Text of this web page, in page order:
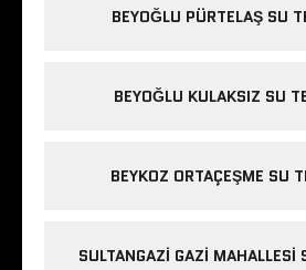
BEYOĞLU PÜRTELAŞ SU
BEYOĞLU KULAKSIZ SU
BEYKOZ ORTAÇEŞME SU
SULTANGAZI GAZI MAHALLESI